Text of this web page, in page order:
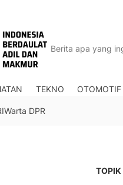
TEKNO OTOMOTIF
Warta DPR
TOPIK